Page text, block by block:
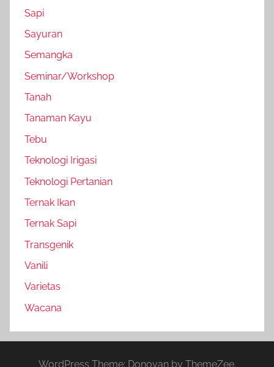
Sapi
Sayuran
Semangka
Seminar/Workshop
Tanah
Tanaman Kayu
Tebu
Teknologi Irigasi
Teknologi Pertanian
Ternak Ikan
Ternak Sapi
Transgenik
Vanili
Varietas
Wacana
WordPress Theme: Donovan by ThemeZee.